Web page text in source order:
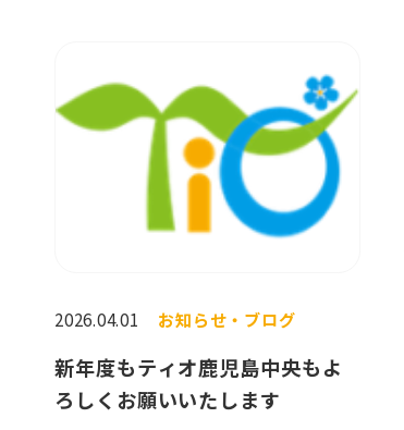
2026.04.01 お知らせ・ブログ
新年度もティオ鹿児島中央もよ
ろしくお願いいたします